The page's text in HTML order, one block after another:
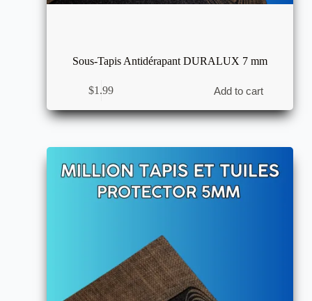
Sous-Tapis Antidérapant DURALUX 7 mm
$1.99 Add to cart